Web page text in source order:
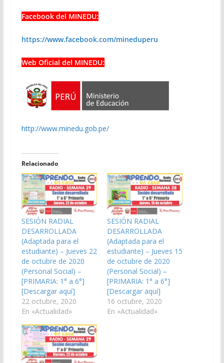
Facebook del MINEDU:
https://www.facebook.com/mineduperu
Web Oficial del MINEDU:
http://www.minedu.gob.pe/
Relacionado
SESIÓN RADIAL
DESARROLLADA
(Adaptada para el
estudiante) – Jueves 22
de octubre de 2020
(Personal Social) –
[PRIMARIA: 1° a 6°]
[Descargar aquí]
22 octubre, 2020
En «Actualidad»
SESIÓN RADIAL
DESARROLLADA
(Adaptada para el
estudiante) – Jueves 15
de octubre de 2020
(Personal Social) –
[PRIMARIA: 1° a 6°]
[Descargar aquí]
16 octubre, 2020
En «Actualidad»